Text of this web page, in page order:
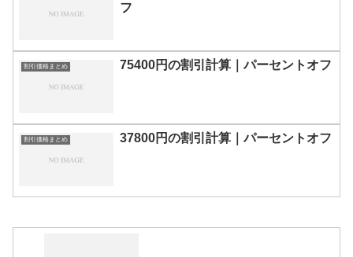
フ
割引価格まとめ 75400円の割引計算｜パーセントオフ
割引価格まとめ 37800円の割引計算｜パーセントオフ